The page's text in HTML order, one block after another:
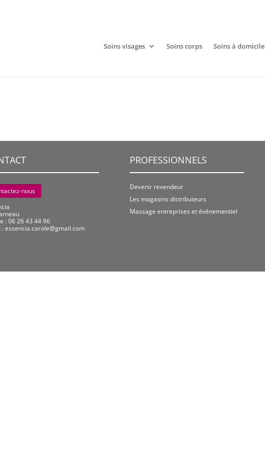
Soins visages Soins corps Soins à domicile
nous
: 06 26 43 44 96
: essencia.carole@gmail.com
PROFESSIONNELS
Devenir revendeur
Les magasins distributeurs
Massage entreprises et événementiel